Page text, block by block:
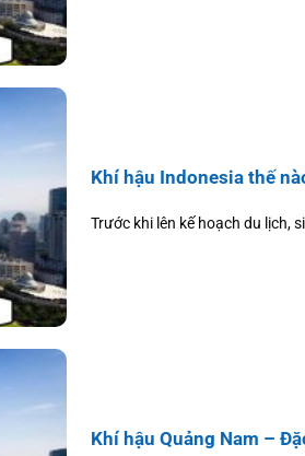
Khí hậu Indonesia thế
Trước khi lên kế hoạch du lịch,
Khí hậu Quảng Nam –